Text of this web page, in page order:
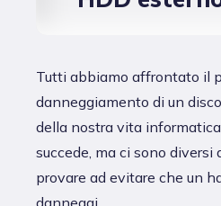
Tutti abbiamo affrontato il
danneggiamento di un
della nostra vita
succede, ma ci sono diversi
provare ad evitare che un
danneggi.